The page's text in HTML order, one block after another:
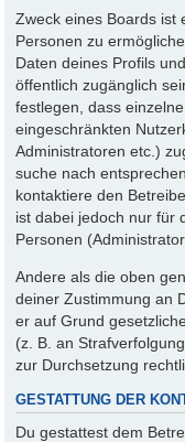
Zweck eines Boards ist
Personen zu
Daten deines Profils
öffentlich zugänglich
festlegen, dass
eingeschränkten
Administratoren etc.)
suche nach
kontaktiere den
ist dabei jedoch nur für
Personen
Andere als die oben
deiner Zustimmung an
er auf Grund
(z. B. an
zur Durchsetzung
GESTATTUNG DER
Du gestattest dem